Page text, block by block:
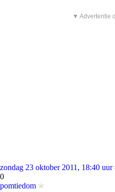
▼ Advertentie
zondag 23 oktober 2011, 18:40 uur
0
pomtiedom